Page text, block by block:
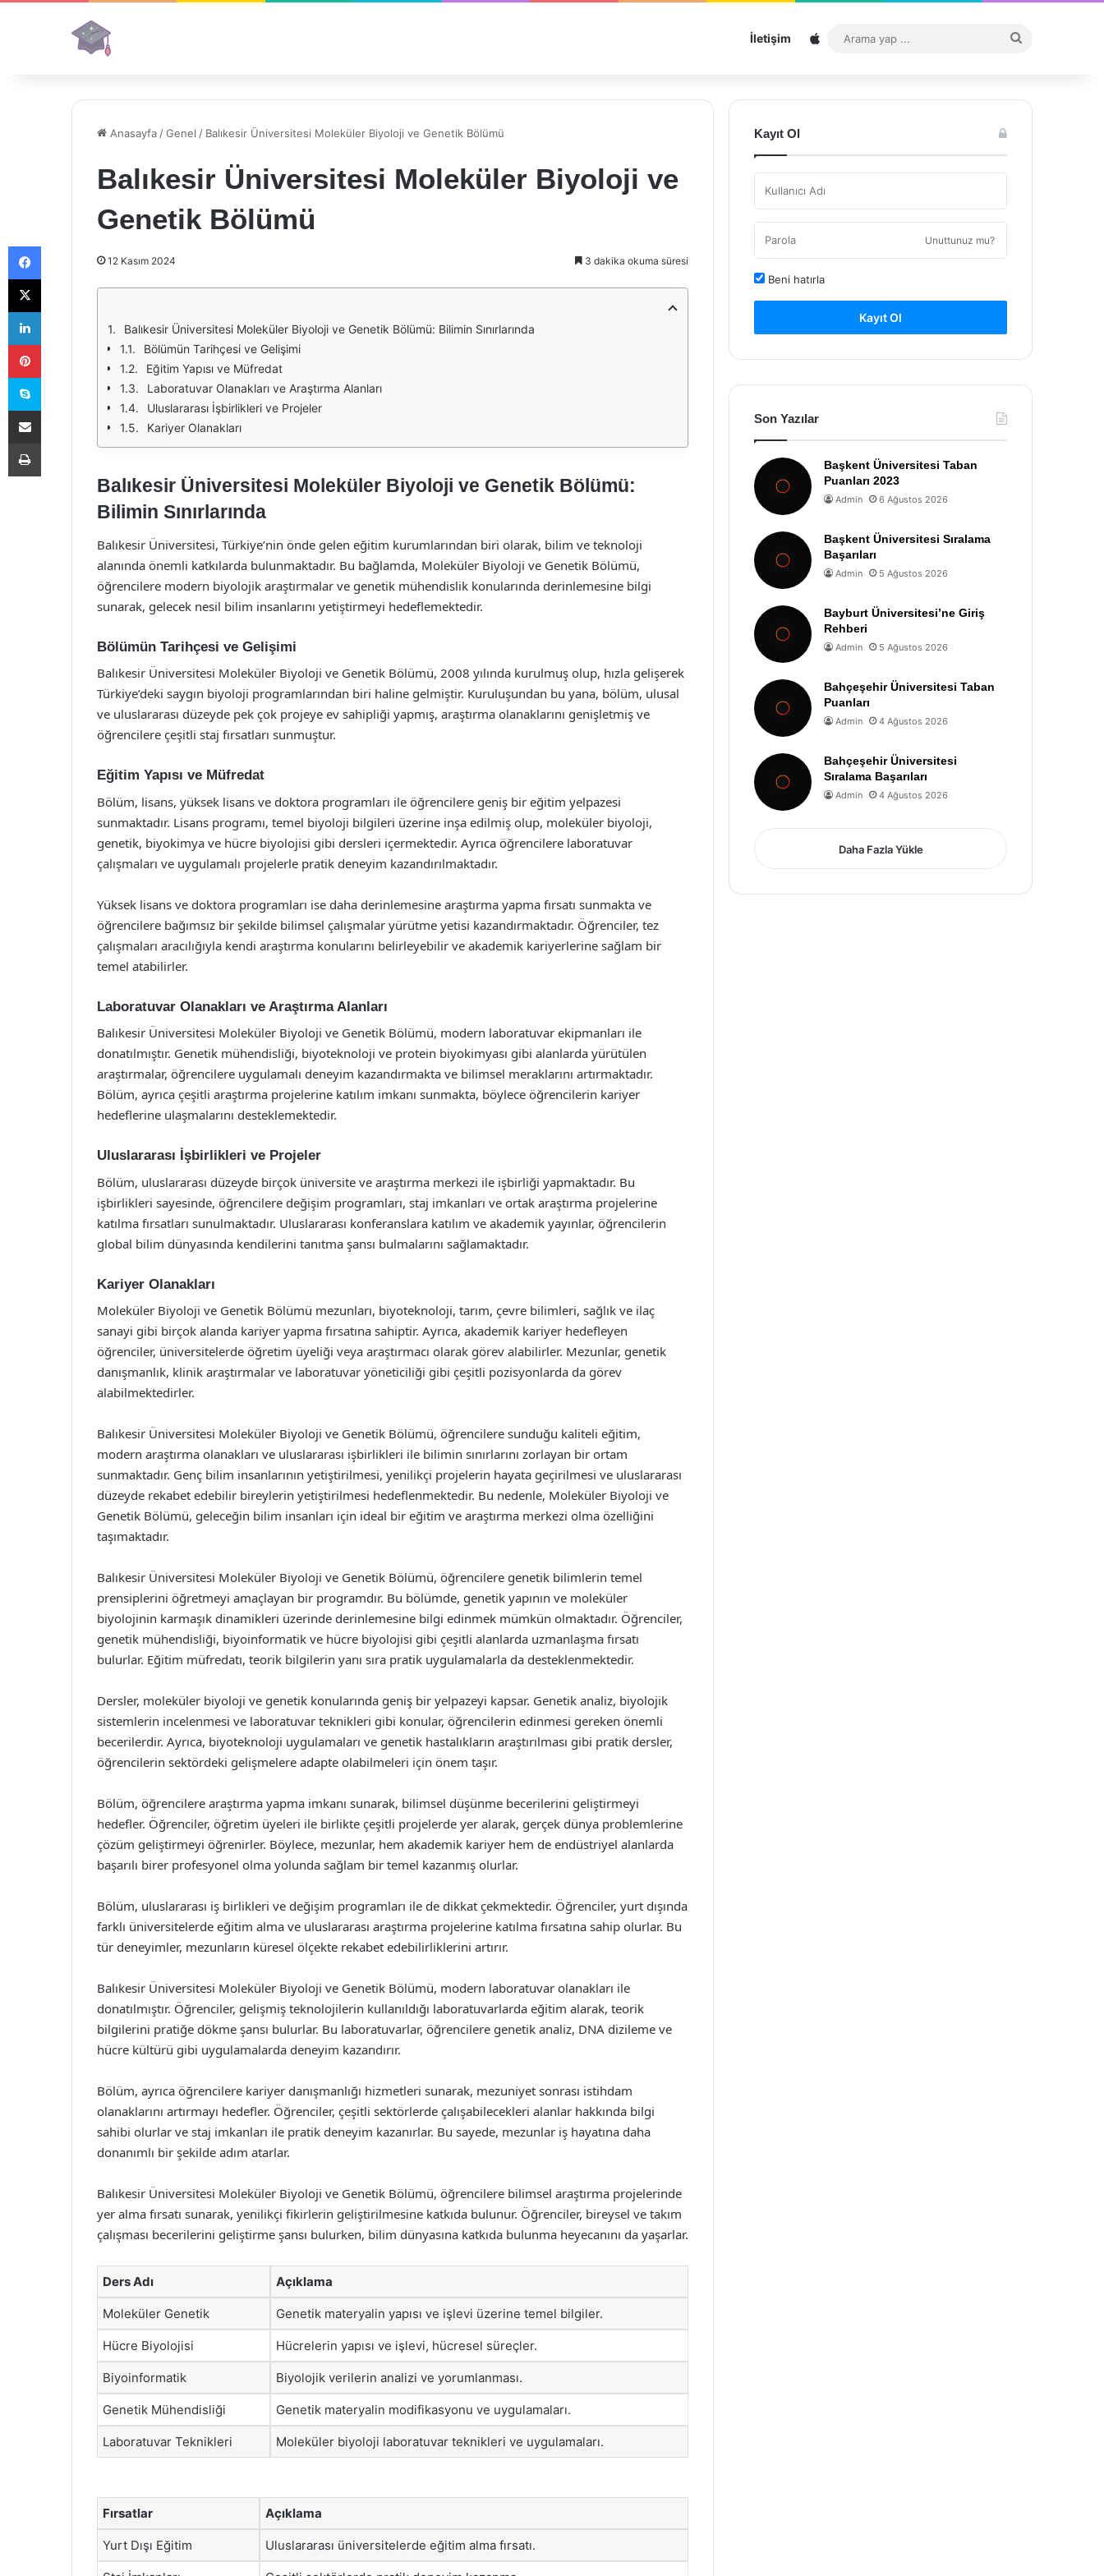
İletişim Sitemap
...
Anasayfa /Genel / Balıkesir Üniversitesi Moleküler Biyoloji ve Genetik Bölümü
Balıkesir Üniversitesi Moleküler Biyoloji ve
Genetik Bölümü
12 Kasım 2024 3 dakika okuma süresi
Balıkesir Üniversitesi Moleküler Biyoloji ve Genetik Bölümü: Bilimin Sınırlarında
Bölümün Tarihçesi ve Gelişimi
Eğitim Yapısı ve Müfredat
Laboratuvar Olanakları ve Araştırma Alanları
Uluslararası İşbirlikleri ve Projeler
Kariyer Olanakları
Balıkesir Üniversitesi Moleküler Biyoloji ve Genetik Bölümü:
Bilimin Sınırlarında
Balıkesir Üniversitesi, Türkiye’nin önde gelen eğitim kurumlarından biri olarak, bilim ve teknoloji
alanında önemli katkılarda bulunmaktadır. Bu bağlamda, Moleküler Biyoloji ve Genetik Bölümü,
öğrencilere modern biyolojik araştırmalar ve genetik mühendislik konularında derinlemesine bilgi
sunarak, gelecek nesil bilim insanlarını yetiştirmeyi hedeflemektedir.
Bölümün Tarihçesi ve Gelişimi
Balıkesir Üniversitesi Moleküler Biyoloji ve Genetik Bölümü, 2008 yılında kurulmuş olup, hızla gelişerek
Türkiye’deki saygın biyoloji programlarından biri haline gelmiştir. Kuruluşundan bu yana, bölüm, ulusal
ve uluslararası düzeyde pek çok projeye ev sahipliği yapmış, araştırma olanaklarını genişletmiş ve
öğrencilere çeşitli staj fırsatları sunmuştur.
Eğitim Yapısı ve Müfredat
Bölüm, lisans, yüksek lisans ve doktora programları ile öğrencilere geniş bir eğitim yelpazesi
sunmaktadır. Lisans programı, temel biyoloji bilgileri üzerine inşa edilmiş olup, moleküler biyoloji,
genetik, biyokimya ve hücre biyolojisi gibi dersleri içermektedir. Ayrıca öğrencilere laboratuvar
çalışmaları ve uygulamalı projelerle pratik deneyim kazandırılmaktadır.
Yüksek lisans ve doktora programları ise daha derinlemesine araştırma yapma fırsatı sunmakta ve
öğrencilere bağımsız bir şekilde bilimsel çalışmalar yürütme yetisi kazandırmaktadır. Öğrenciler, tez
çalışmaları aracılığıyla kendi araştırma konularını belirleyebilir ve akademik kariyerlerine sağlam bir
temel atabilirler.
Laboratuvar Olanakları ve Araştırma Alanları
Balıkesir Üniversitesi Moleküler Biyoloji ve Genetik Bölümü, modern laboratuvar ekipmanları ile
donatılmıştır. Genetik mühendisliği, biyoteknoloji ve protein biyokimyası gibi alanlarda yürütülen
araştırmalar, öğrencilere uygulamalı deneyim kazandırmakta ve bilimsel meraklarını artırmaktadır.
Bölüm, ayrıca çeşitli araştırma projelerine katılım imkanı sunmakta, böylece öğrencilerin kariyer
hedeflerine ulaşmalarını desteklemektedir.
Uluslararası İşbirlikleri ve Projeler
Bölüm, uluslararası düzeyde birçok üniversite ve araştırma merkezi ile işbirliği yapmaktadır. Bu
işbirlikleri sayesinde, öğrencilere değişim programları, staj imkanları ve ortak araştırma projelerine
katılma fırsatları sunulmaktadır. Uluslararası konferanslara katılım ve akademik yayınlar, öğrencilerin
global bilim dünyasında kendilerini tanıtma şansı bulmalarını sağlamaktadır.
Kariyer Olanakları
Moleküler Biyoloji ve Genetik Bölümü mezunları, biyoteknoloji, tarım, çevre bilimleri, sağlık ve ilaç
sanayi gibi birçok alanda kariyer yapma fırsatına sahiptir. Ayrıca, akademik kariyer hedefleyen
öğrenciler, üniversitelerde öğretim üyeliği veya araştırmacı olarak görev alabilirler. Mezunlar, genetik
danışmanlık, klinik araştırmalar ve laboratuvar yöneticiliği gibi çeşitli pozisyonlarda da görev
alabilmektedirler.
Balıkesir Üniversitesi Moleküler Biyoloji ve Genetik Bölümü, öğrencilere sunduğu kaliteli eğitim,
modern araştırma olanakları ve uluslararası işbirlikleri ile bilimin sınırlarını zorlayan bir ortam
sunmaktadır. Genç bilim insanlarının yetiştirilmesi, yenilikçi projelerin hayata geçirilmesi ve uluslararası
düzeyde rekabet edebilir bireylerin yetiştirilmesi hedeflenmektedir. Bu nedenle, Moleküler Biyoloji ve
Genetik Bölümü, geleceğin bilim insanları için ideal bir eğitim ve araştırma merkezi olma özelliğini
taşımaktadır.
Balıkesir Üniversitesi Moleküler Biyoloji ve Genetik Bölümü, öğrencilere genetik bilimlerin temel
prensiplerini öğretmeyi amaçlayan bir programdır. Bu bölümde, genetik yapının ve moleküler
biyolojinin karmaşık dinamikleri üzerinde derinlemesine bilgi edinmek mümkün olmaktadır. Öğrenciler,
genetik mühendisliği, biyoinformatik ve hücre biyolojisi gibi çeşitli alanlarda uzmanlaşma fırsatı
bulurlar. Eğitim müfredatı, teorik bilgilerin yanı sıra pratik uygulamalarla da desteklenmektedir.
Dersler, moleküler biyoloji ve genetik konularında geniş bir yelpazeyi kapsar. Genetik analiz, biyolojik
sistemlerin incelenmesi ve laboratuvar teknikleri gibi konular, öğrencilerin edinmesi gereken önemli
becerilerdir. Ayrıca, biyoteknoloji uygulamaları ve genetik hastalıkların araştırılması gibi pratik dersler,
öğrencilerin sektördeki gelişmelere adapte olabilmeleri için önem taşır.
Bölüm, öğrencilere araştırma yapma imkanı sunarak, bilimsel düşünme becerilerini geliştirmeyi
hedefler. Öğrenciler, öğretim üyeleri ile birlikte çeşitli projelerde yer alarak, gerçek dünya problemlerine
çözüm geliştirmeyi öğrenirler. Böylece, mezunlar, hem akademik kariyer hem de endüstriyel alanlarda
başarılı birer profesyonel olma yolunda sağlam bir temel kazanmış olurlar.
Bölüm, uluslararası iş birlikleri ve değişim programları ile de dikkat çekmektedir. Öğrenciler, yurt dışında
farklı üniversitelerde eğitim alma ve uluslararası araştırma projelerine katılma fırsatına sahip olurlar. Bu
tür deneyimler, mezunların küresel ölçekte rekabet edebilirliklerini artırır.
Balıkesir Üniversitesi Moleküler Biyoloji ve Genetik Bölümü, modern laboratuvar olanakları ile
donatılmıştır. Öğrenciler, gelişmiş teknolojilerin kullanıldığı laboratuvarlarda eğitim alarak, teorik
bilgilerini pratiğe dökme şansı bulurlar. Bu laboratuvarlar, öğrencilere genetik analiz, DNA dizileme ve
hücre kültürü gibi uygulamalarda deneyim kazandırır.
Bölüm, ayrıca öğrencilere kariyer danışmanlığı hizmetleri sunarak, mezuniyet sonrası istihdam
olanaklarını artırmayı hedefler. Öğrenciler, çeşitli sektörlerde çalışabilecekleri alanlar hakkında bilgi
sahibi olurlar ve staj imkanları ile pratik deneyim kazanırlar. Bu sayede, mezunlar iş hayatına daha
donanımlı bir şekilde adım atarlar.
Balıkesir Üniversitesi Moleküler Biyoloji ve Genetik Bölümü, öğrencilere bilimsel araştırma projelerinde
yer alma fırsatı sunarak, yenilikçi fikirlerin geliştirilmesine katkıda bulunur. Öğrenciler, bireysel ve takım
çalışması becerilerini geliştirme şansı bulurken, bilim dünyasına katkıda bulunma heyecanını da yaşarlar.
Ders Adı Açıklama
Moleküler Genetik Genetik materyalin yapısı ve işlevi üzerine temel bilgiler.
Hücre Biyolojisi Hücrelerin yapısı ve işlevi, hücresel süreçler.
Biyoinformatik Biyolojik verilerin analizi ve yorumlanması.
Genetik Mühendisliği Genetik materyalin modifikasyonu ve uygulamaları.
Laboratuvar Teknikleri Moleküler biyoloji laboratuvar teknikleri ve uygulamaları.
Fırsatlar Açıklama
Yurt Dışı Eğitim Uluslararası üniversitelerde eğitim alma fırsatı.
Kayıt Ol
Unuttunuz mu?
Beni hatırla
Kayıt Ol
Son Yazılar
Başkent Üniversitesi Taban
Puanları 2023
Admin 6 Ağustos 2026
Başkent Üniversitesi Sıralama
Başarıları
Admin 5 Ağustos 2026
Bayburt Üniversitesi’ne Giriş
Rehberi
Admin 5 Ağustos 2026
Bahçeşehir Üniversitesi Taban
Puanları
Admin 4 Ağustos 2026
Bahçeşehir Üniversitesi
Sıralama Başarıları
Admin 4 Ağustos 2026
Daha Fazla Yükle
Facebook
X
LinkedIn
Pinterest
Skype
E-Posta ile paylaş